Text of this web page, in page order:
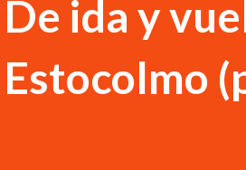
De ida y
Estocolmo